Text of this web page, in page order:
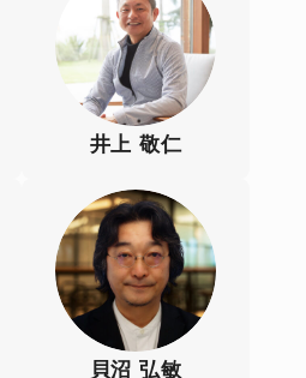
井上 敬仁
貝沼 弘敏